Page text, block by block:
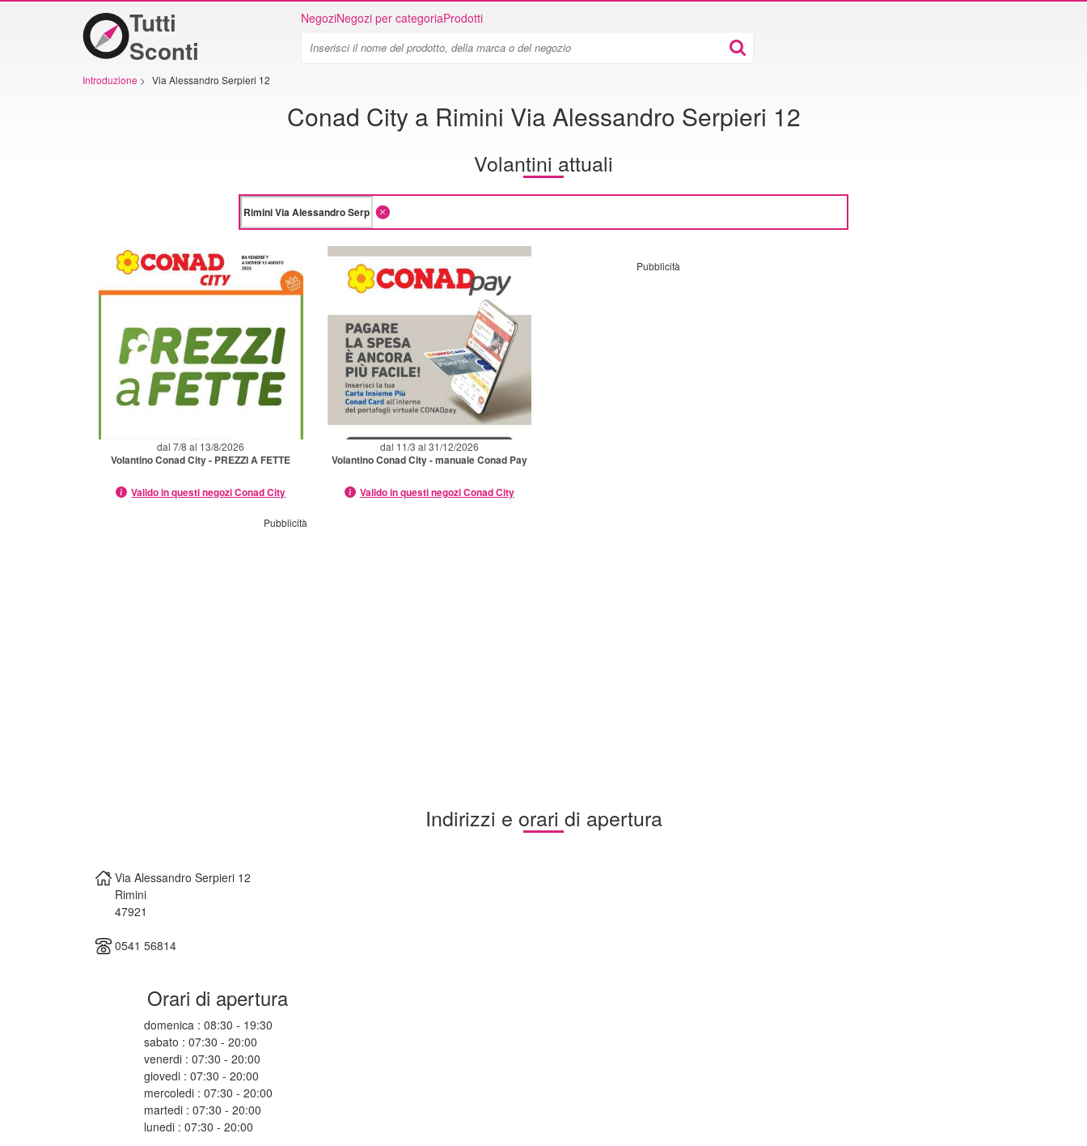
Tutti
Sconti
NegoziNegozi per categoriaProdotti
Introduzione > Via Alessandro Serpieri 12
Conad City a Rimini Via Alessandro Serpieri 12
Volantini attuali
dal 7/8 al 13/8/2026
Volantino Conad City - PREZZI A FETTE
Valido in questi negozi Conad City
dal 11/3 al 31/12/2026
Volantino Conad City - manuale Conad Pay
Valido in questi negozi Conad City
Pubblicità
Pubblicità
Indirizzi e orari di apertura
Via Alessandro Serpieri 12
Rimini
47921
0541 56814
Orari di apertura
domenica : 08:30 - 19:30
sabato : 07:30 - 20:00
venerdi : 07:30 - 20:00
giovedi : 07:30 - 20:00
mercoledi : 07:30 - 20:00
martedi : 07:30 - 20:00
lunedi : 07:30 - 20:00